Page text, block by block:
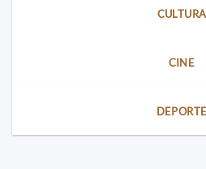
CULTURA
CINE
DEPORTE